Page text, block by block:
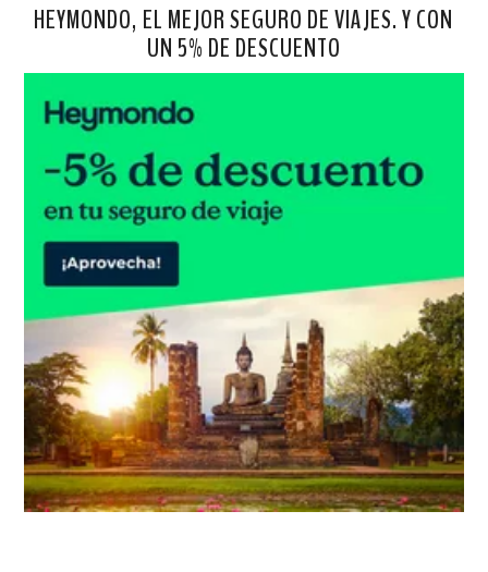
HEYMONDO, EL MEJOR SEGURO DE VIAJES. Y CON
UN 5% DE DESCUENTO